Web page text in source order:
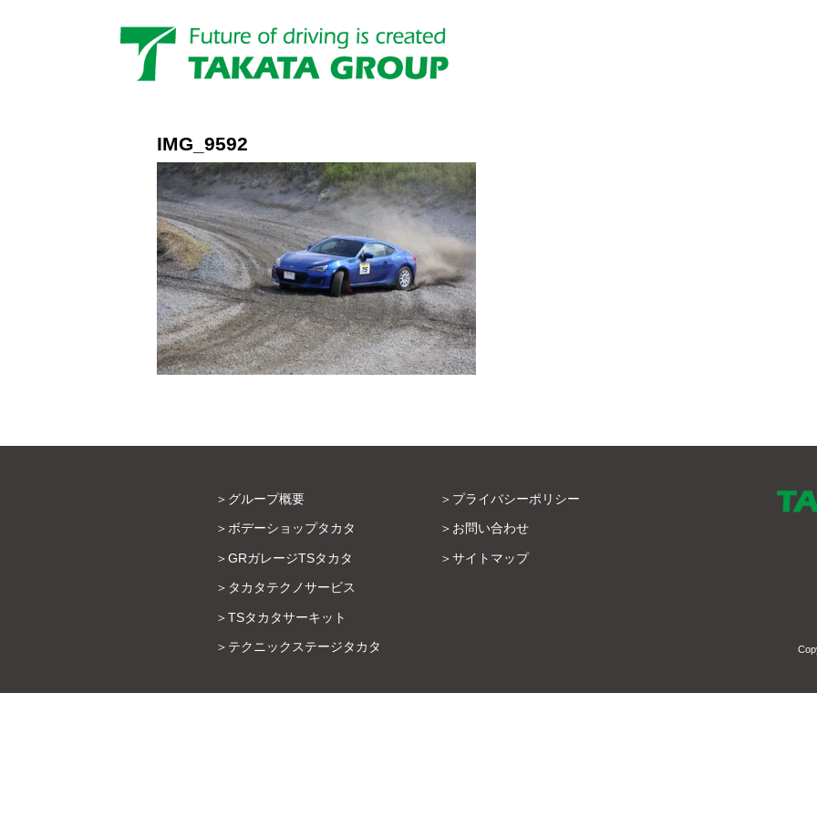
IMG_9592
グループ概要
ボデーショップタカタ
GRガレージTSタカタ
タカタテクノサービス
TSタカタサーキット
テクニックステージタカタ
プライバシーポリシー
お問い合わせ
サイトマップ